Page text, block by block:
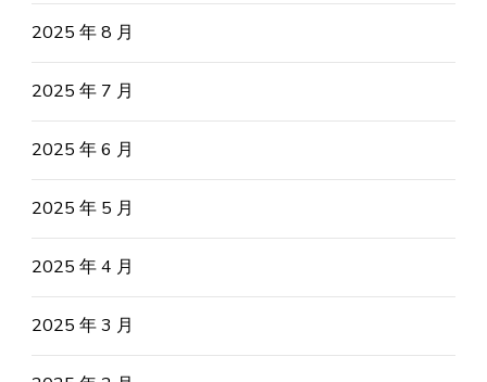
2025 年 8 月
2025 年 7 月
2025 年 6 月
2025 年 5 月
2025 年 4 月
2025 年 3 月